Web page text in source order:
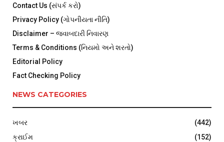
Contact Us (સંપર્ક કરો)
Privacy Policy (ગોપનીયતા નીતિ)
Disclaimer – જવાબદારી નિવારણ
Terms & Conditions (નિયમો અને શરતો)
Editorial Policy
Fact Checking Policy
NEWS CATEGORIES
ખબર
(442)
ક્રાઈમ
(152)